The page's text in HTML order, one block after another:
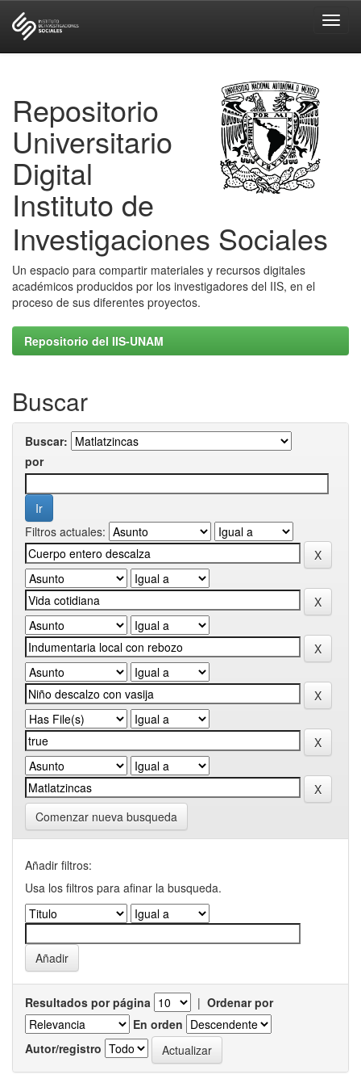
Repositorio
Universitario
Digital
Instituto de
Investigaciones Sociales
Un espacio para compartir materiales y recursos digitales
académicos producidos por los investigadores del IIS, en el
proceso de sus diferentes proyectos.
Repositorio del IIS-UNAM
Buscar
Buscar:
por
Filtros actuales:
Comenzar nueva busqueda
Añadir filtros:
Usa los filtros para afinar la busqueda.
Resultados por página | Ordenar por
En orden
Autor/registro